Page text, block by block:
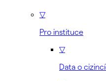
▽
Pro instituce
▽
Data o